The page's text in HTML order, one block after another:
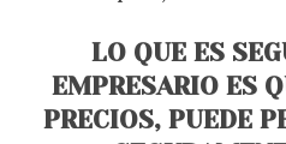
LO QUE ES
EMPRESARIO ES
PRECIOS, PUEDE